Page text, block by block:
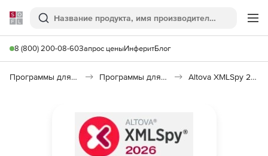
Softline
Поиск
8 (800) 200-08-60Запрос ценыИнферитБлог
Программы для программирования Программы для разработки ПО Altova XMLSpy 2026